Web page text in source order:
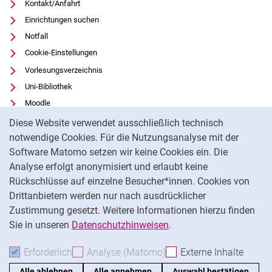
Diese Website verwendet ausschließlich technisch
notwendige Cookies. Für die Nutzungsanalyse mit der
Software Matomo setzen wir keine Cookies ein. Die
Analyse erfolgt anonymisiert und erlaubt keine
Rückschlüsse auf einzelne Besucher*innen. Cookies von
Drittanbietern werden nur nach ausdrücklicher
Zustimmung gesetzt. Weitere Informationen hierzu finden
Sie in unseren Datenschutzhinweisen.
Erforderlich Erforderliche Cookies akzeptieren
Analyse (Matomo) Analyse-Cookies
Externe Inhalte
Kontakt/Anfahrt
Einrichtungen suchen
Notfall
Cookie-Einstellungen
Vorlesungsverzeichnis
Uni-Bibliothek
Moodle
Panopto
Datenschutz
Barrierefreiheit
Transparenter KI-Einsatz
Impressum